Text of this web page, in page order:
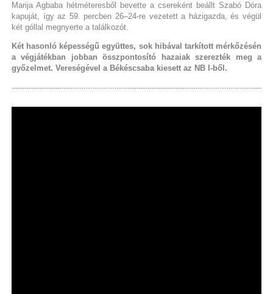
Marija Agbaba hétméteresből bevette a csereként beállt Szabó Dóra
kapuját, így az 59. percben 26–24-re vezetett a házigazda, és végül
két góllal megnyerte a találkozót.
Két hasonló képességű együttes, sok hibával tarkított mérkőzésén
a végjátékban jobban összpontosító hazaiak szerezték meg a
győzelmet. Vereségével a Békéscsaba kiesett az NB I-ből.